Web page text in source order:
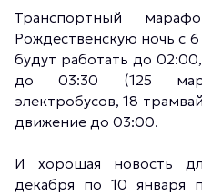
Транспортный
Рождественскую ночь с
будут работать до
до 03:30 (125
электробусов, 18
движение до 03:00.
И хорошая новость
декабря по 10 января